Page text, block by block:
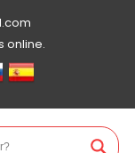
online.